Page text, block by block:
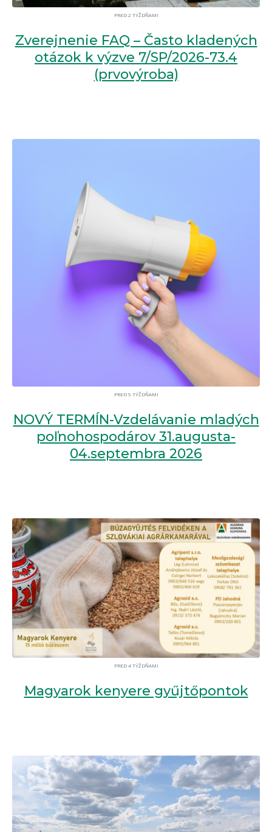
PRED 2 TÝŽDŇAMI
Zverejnenie FAQ – Často kladených
otázok k výzve 7/SP/2026-73.4
(prvovýroba)
PRED 5 TÝŽDŇAMI
NOVÝ TERMÍN-Vzdelávanie mladých
poľnohospodárov 31.augusta-
04.septembra 2026
PRED 4 TÝŽDŇAMI
Magyarok kenyere gyűjtőpontok